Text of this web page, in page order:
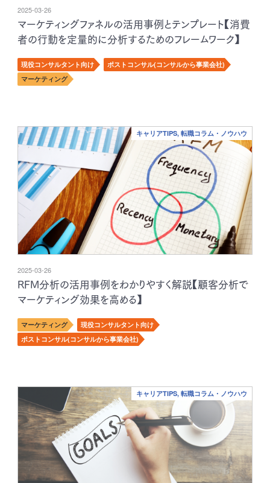
2025-03-26
マーケティングファネルの活用事例とテンプレート【消費
者の行動を定量的に分析するためのフレームワーク】
現役コンサルタント向け
ポストコンサル(コンサルから事業会社)
マーケティング
キャリアTIPS, 転職コラム・ノウハウ
2025-03-26
RFM分析の活用事例をわかりやすく解説【顧客分析で
マーケティング効果を高める】
マーケティング
現役コンサルタント向け
ポストコンサル(コンサルから事業会社)
キャリアTIPS, 転職コラム・ノウハウ